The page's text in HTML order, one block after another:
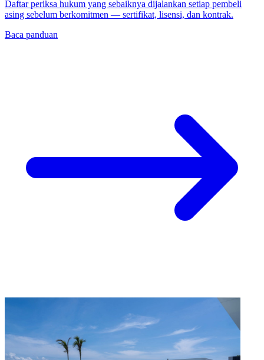
Daftar periksa hukum yang sebaiknya dijalankan setiap pembeli
asing sebelum berkomitmen — sertifikat, lisensi, dan kontrak.
Baca panduan